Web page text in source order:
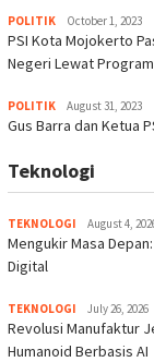
POLITIK October 1, 2023
PSI Kota Mojokerto
Negeri Lewat
POLITIK August 31, 2023
Gus Barra dan Ketua
Teknologi
TEKNOLOGI August 4,
Mengukir Masa
Digital
TEKNOLOGI July 26, 2026
Revolusi Manufaktur
Humanoid Berbasis AI